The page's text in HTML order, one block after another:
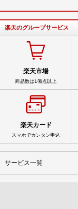
楽天のグループサービス
楽天市場
商品数は1億点以上
楽天カード
スマホでカンタン申込
サービス一覧